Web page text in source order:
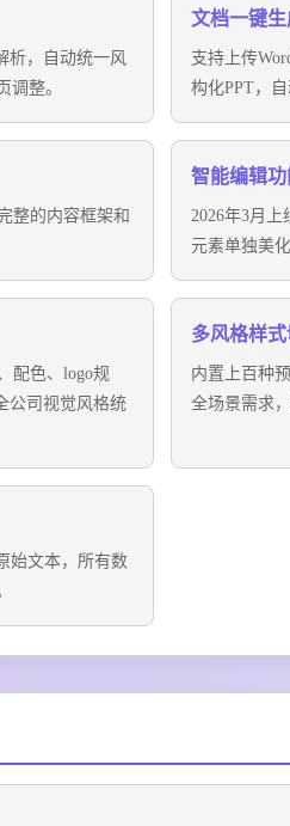
析，自动统一风
调整。
文档一键
支持上传
构化PPT，
整的内容框架和
智能编辑功
2026年3月上
元素单独美
配色、logo规
公司视觉风格统
多风格样
内置上百种
全场景需求
始文本，所有数